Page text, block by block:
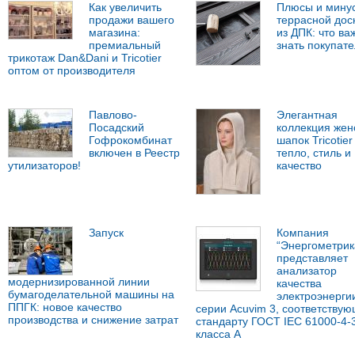
Как увеличить
продажи вашего
магазина:
премиальный
трикотаж Dan&Dani и Tricotier
оптом от производителя
Плюсы и
террасной
из ДПК: что
знать
Павлово-
Посадский
Гофрокомбинат
включен в Реестр
утилизаторов!
Элегантная
коллекция
шапок Tricotier
тепло, стиль и
качество
Запуск
модернизированной линии
бумагоделательной машины на
ППГК: новое качество
производства и снижение затрат
Компания
представляет
анализатор
качества
серии Acuvim 3,
стандарту ГОСТ IEC 61000-4-
класса А